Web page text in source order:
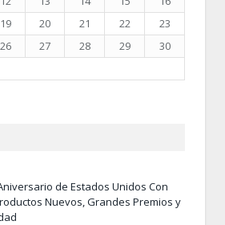
19 20 21 22
23
26 27 28 29
30
de Estados Unidos Con
Nuevos, Grandes Premios y